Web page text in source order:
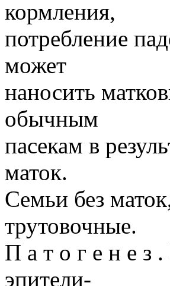
кормления,
потребление
может
наносить
обычным
пасекам в
маток.
Семьи без
трутовочные.
П а т о г е н е з
эпители-